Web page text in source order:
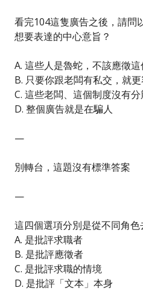
看完104這隻廣告之後，請問
想要表達的中心意旨？
A. 這些人是魯蛇，不該應徵
B. 只要你跟老闆有私交，就
C. 這些老闆、這個制度沒有
D. 整個廣告就是在騙人
—
別轉台，這題沒有標準答案
—
這四個選項分別是從不同角
A. 是批評求職者
B. 是批評應徵者
C. 是批評求職的情境
D. 是批評「文本」本身